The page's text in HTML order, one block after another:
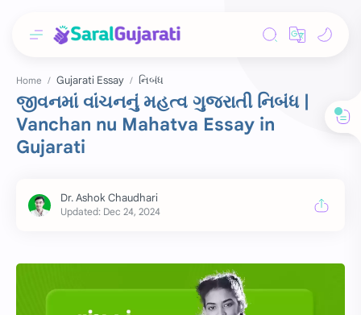
Home Gujarati Essay નિબંધ
જીવનમાં વાંચનનું મહત્વ ગુજરાતી નિબંધ |
Vanchan nu Mahatva Essay in
Gujarati